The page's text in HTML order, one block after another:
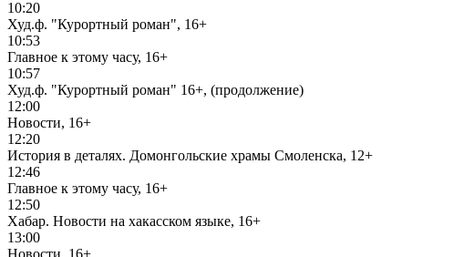
10:20
Худ.ф. "Курортный роман", 16+
10:53
Главное к этому часу, 16+
10:57
Худ.ф. "Курортный роман" 16+, (продолжение)
12:00
Новости, 16+
12:20
История в деталях. Домонгольские храмы Смоленска, 12+
12:46
Главное к этому часу, 16+
12:50
Хабар. Новости на хакасском языке, 16+
13:00
Новости, 16+